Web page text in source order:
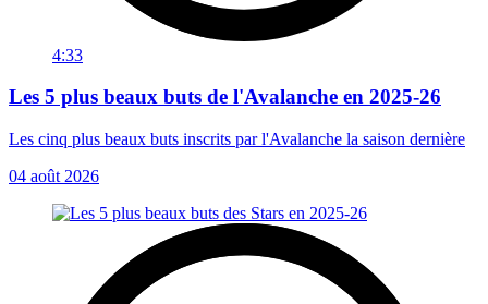
4:33
Les 5 plus beaux buts de l'Avalanche en 2025-26
Les cinq plus beaux buts inscrits par l'Avalanche la saison dernière
04 août 2026